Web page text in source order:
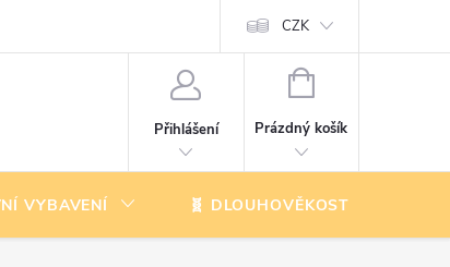
CZK
Přihlášení
NÁKUPNÍ
Prázdný košík
VYBAVENÍ 🧬 DLOUHOVĚKOST